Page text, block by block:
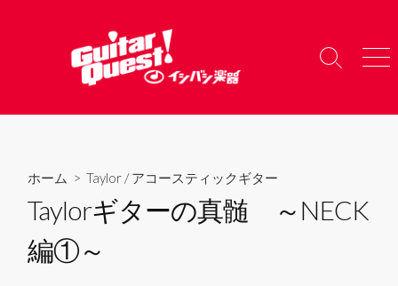
へ
検
り
メ
ー
ホーム > Taylor /アコースティックギター
Taylorギターの真髄 ～NECK
編①～